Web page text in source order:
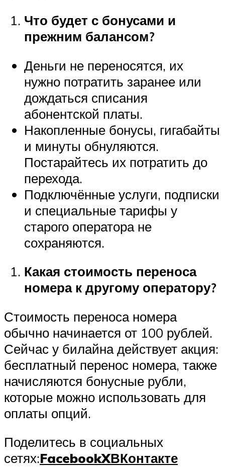
Что будет с бонусами и
прежним балансом?
Деньги не переносятся, их
нужно потратить заранее или
дождаться списания
абонентской платы.
Накопленные бонусы, гигабайты
и минуты обнуляются.
Постарайтесь их потратить до
перехода.
Подключённые услуги, подписки
и специальные тарифы у
старого оператора не
сохраняются.
Какая стоимость переноса
номера к другому оператору?
Стоимость переноса номера
обычно начинается от 100 рублей.
Сейчас у билайна действует акция:
бесплатный перенос номера, также
начисляются бонусные рубли,
которые можно использовать для
оплаты опций.
Поделитесь в социальных
сетях:FacebookXВКонтакте